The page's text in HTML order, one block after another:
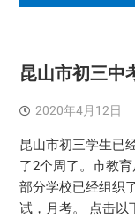
昆山市初三中
2020年4月12日
昆山市初三学生已
了2个周了。市教
部分学校已经组织
试，月考。 点击以